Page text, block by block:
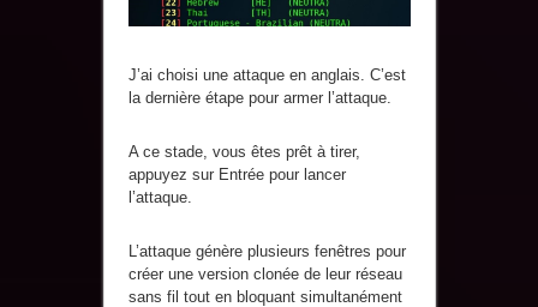
J’ai choisi une attaque en anglais. C’est
la dernière étape pour armer l’attaque.
A ce stade, vous êtes prêt à tirer,
appuyez sur Entrée pour lancer
l’attaque.
L’attaque génère plusieurs fenêtres pour
créer une version clonée de leur réseau
sans fil tout en bloquant simultanément